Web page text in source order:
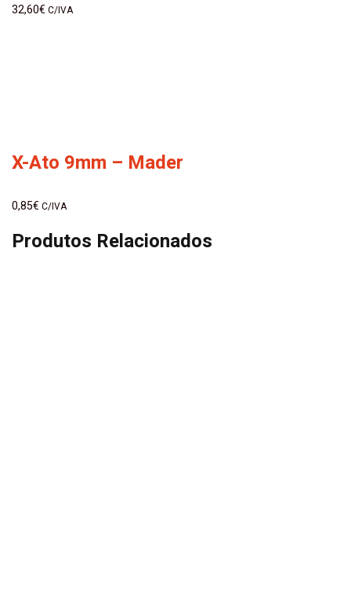
32,60€ C/IVA
X-Ato 9mm – Mader
0,85€ C/IVA
Produtos Relacionados